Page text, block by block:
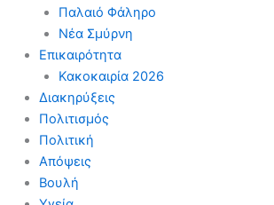
Παλαιό Φάληρο
Νέα Σμύρνη
Επικαιρότητα
Κακοκαιρία 2026
Διακηρύξεις
Πολιτισμός
Πολιτική
Απόψεις
Βουλή